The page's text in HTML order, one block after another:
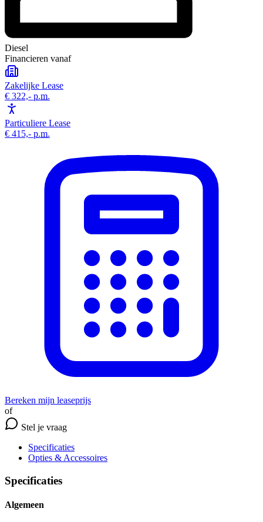
Diesel
Financieren vanaf
Zakelijke Lease
€ 322,- p.m.
Particuliere Lease
€ 415,- p.m.
Bereken mijn leaseprijs
of
Stel je vraag
Specificaties
Opties & Accessoires
Specificaties
Algemeen